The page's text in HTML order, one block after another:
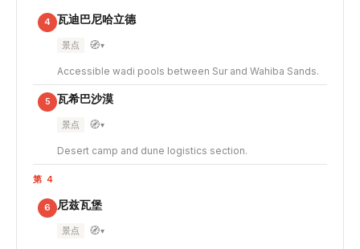
4 瓦迪巴尼哈立德
景点 🧭▾
Accessible wadi pools between Sur and Wahiba Sands.
5 瓦希巴沙漠
景点 🧭▾
Desert camp and dune logistics section.
第 4
6 尼兹瓦堡
景点 🧭▾